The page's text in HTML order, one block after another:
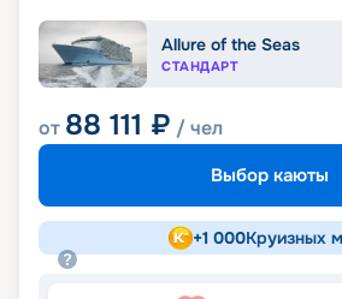
Allure of the Seas
СТАНДАРТ
от 88 111 ₽ / чел
Выбор каюты
+1 000Круизных